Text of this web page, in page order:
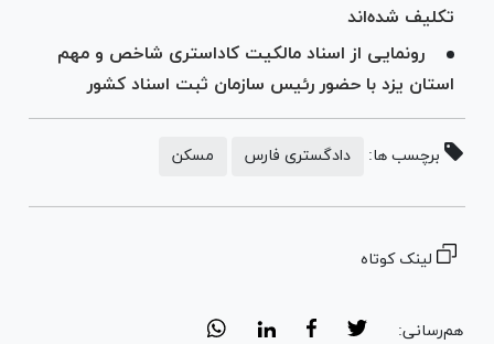
تکلیف شده‌اند
رونمایی از اسناد مالکیت کاداستری شاخص و مهم
استان یزد با حضور رئیس سازمان ثبت اسناد کشور
برچسب ها: دادگستری فارس مسکن
لینک کوتاه
هم‌رسانی: